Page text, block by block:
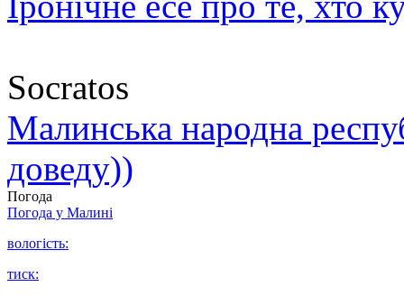
Socratos
Малинська народна
доведу))
Погода
Погода у Малині
вологість:
тиск: